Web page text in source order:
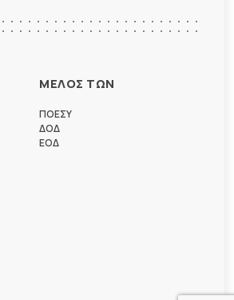
ΜΕΛΟΣ ΤΩΝ
ΠΟΕΣΥ
ΔΟΔ
ΕΟΔ